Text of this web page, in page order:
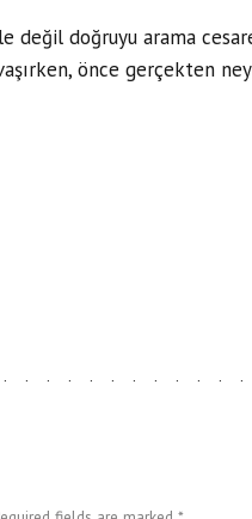
değil doğruyu arama
önce gerçekten